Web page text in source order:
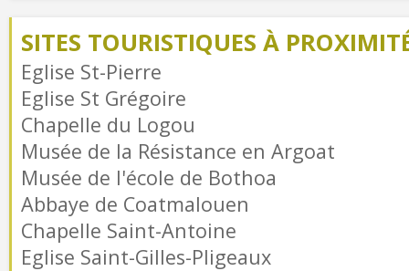
SITES TOURISTIQUES À
Eglise St-Pierre
Eglise St Grégoire
Chapelle du Logou
Musée de la Résistance en Argoat
Musée de l'école de Bothoa
Abbaye de Coatmalouen
Chapelle Saint-Antoine
Eglise Saint-Gilles-Pligeaux